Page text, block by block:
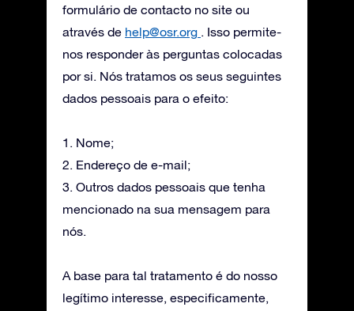
formulário de contacto no site ou
através de help@osr.org . Isso permite-
nos responder às perguntas colocadas
por si. Nós tratamos os seus seguintes
dados pessoais para o efeito:
1. Nome;
2. Endereço de e-mail;
3. Outros dados pessoais que tenha
mencionado na sua mensagem para
nós.
A base para tal tratamento é do nosso
legítimo interesse, especificamente,